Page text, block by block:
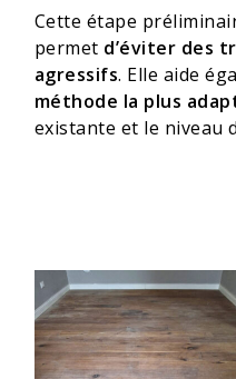
Cette étape
permet d’éviter des
agressifs. Elle aide
méthode la plus
existante et le niveau